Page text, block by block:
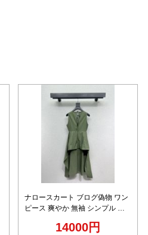
ナロースカート ブログ偽物 ワン
ピース 爽やか 無袖 シンプル フ
14000円